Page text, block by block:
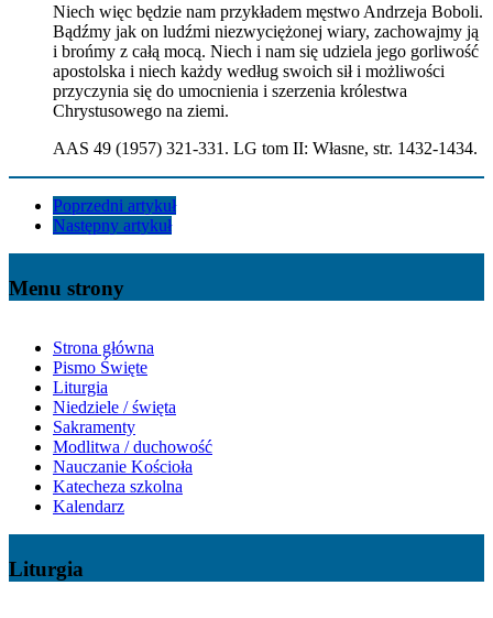
Niech więc będzie nam przykładem męstwo Andrzeja Boboli.
Bądźmy jak on ludźmi niezwyciężonej wiary, zachowajmy ją
i brońmy z całą mocą. Niech i nam się udziela jego gorliwość
apostolska i niech każdy według swoich sił i możliwości
przyczynia się do umocnienia i szerzenia królestwa
Chrystusowego na ziemi.
AAS 49 (1957) 321-331. LG tom II: Własne, str. 1432-1434.
Poprzedni artykuł
Następny artykuł
Menu strony
Strona główna
Pismo Święte
Liturgia
Niedziele / święta
Sakramenty
Modlitwa / duchowość
Nauczanie Kościoła
Katecheza szkolna
Kalendarz
Liturgia